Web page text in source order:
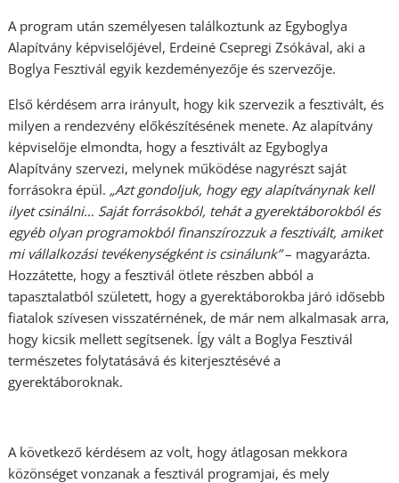
A program után személyesen találkoztunk az Egyboglya
Alapítvány képviselőjével, Erdeiné Csepregi Zsókával, aki a
Boglya Fesztivál egyik kezdeményezője és szervezője.
Első kérdésem arra irányult, hogy kik szervezik a fesztivált, és
milyen a rendezvény előkészítésének menete. Az alapítvány
képviselője elmondta, hogy a fesztivált az Egyboglya
Alapítvány szervezi, melynek működése nagyrészt saját
forrásokra épül. „Azt gondoljuk, hogy egy alapítványnak kell
ilyet csinálni… Saját forrásokból, tehát a gyerektáborokból és
egyéb olyan programokból finanszírozzuk a fesztivált, amiket
mi vállalkozási tevékenységként is csinálunk”– magyarázta.
Hozzátette, hogy a fesztivál ötlete részben abból a
tapasztalatból született, hogy a gyerektáborokba járó idősebb
fiatalok szívesen visszatérnének, de már nem alkalmasak arra,
hogy kicsik mellett segítsenek. Így vált a Boglya Fesztivál
természetes folytatásává és kiterjesztésévé a
gyerektáboroknak.
A következő kérdésem az volt, hogy átlagosan mekkora
közönséget vonzanak a fesztivál programjai, és mely